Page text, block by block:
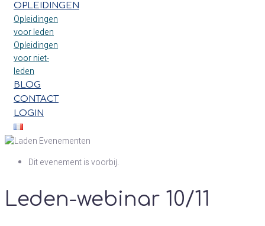
OPLEIDINGEN
Opleidingen
voor leden
Opleidingen
voor niet-
leden
BLOG
CONTACT
LOGIN
Dit evenement is voorbij.
Leden-webinar 10/11